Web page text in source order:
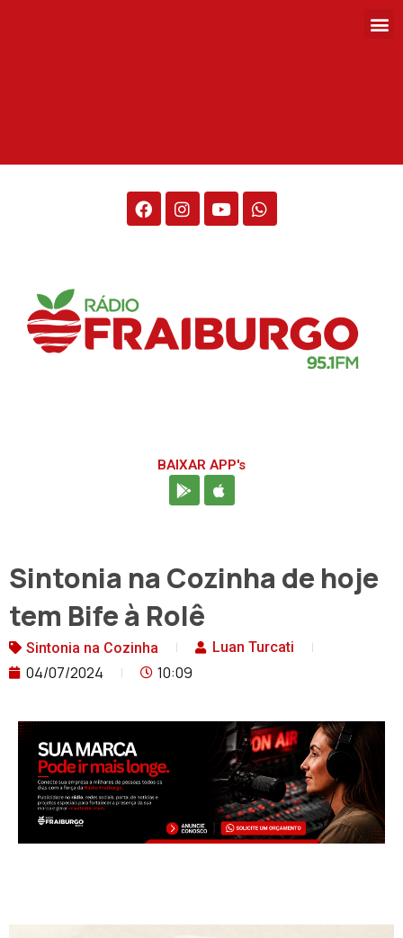
BAIXAR APP's
Sintonia na Cozinha de hoje
tem Bife à Rolê
Sintonia na Cozinha Luan Turcati
04/07/2024 10:09